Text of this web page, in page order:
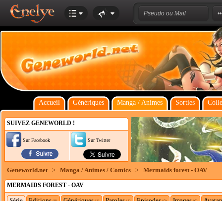
Accueil Génériques Manga / Animes Sorties
SUIVEZ GENEWORLD !
Sur Facebook Sur Twitter
Geneworld.net > Manga / Animes / Comics > Mermaids forest - OAV
MERMAIDS FOREST - OAV